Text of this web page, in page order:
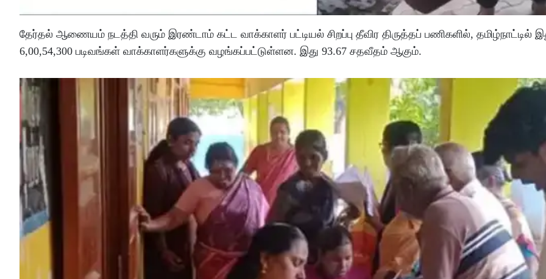
தேர்தல் ஆணையம் நடத்தி வரும் இரண்டாம் கட்ட வாக்காளர் பட்டியல் சிறப்பு தீவிர திருத்தப் பணிகளில், தமிழ்நாட்டில்
6,00,54,300 படிவங்கள் வாக்காளர்களுக்கு வழங்கப்பட்டுள்ளன. இது 93.67 சதவீதம் ஆகும்.